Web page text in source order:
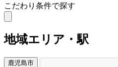
こだわり条件で探す
地域エリア・駅
鹿児島市